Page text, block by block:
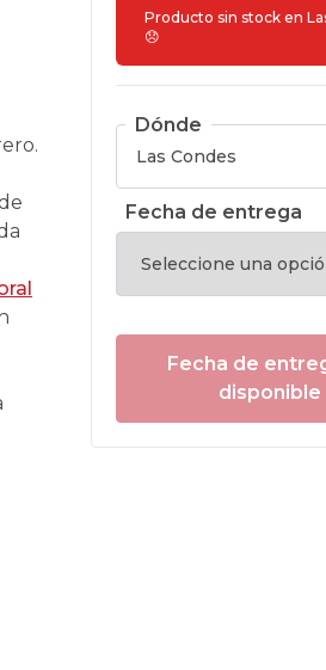
Producto sin stock en
😞
Dónde
Fecha de entrega
Fecha de
disponible